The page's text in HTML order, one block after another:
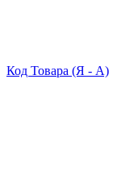
Код Товара (Я - А)